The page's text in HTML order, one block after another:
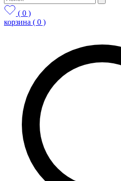
( 0 )
корзина ( 0 )